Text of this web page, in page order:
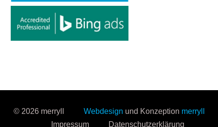
© 2026 merryll Webdesign und Konzeption merryll
Impressum
Datenschutzerklärung